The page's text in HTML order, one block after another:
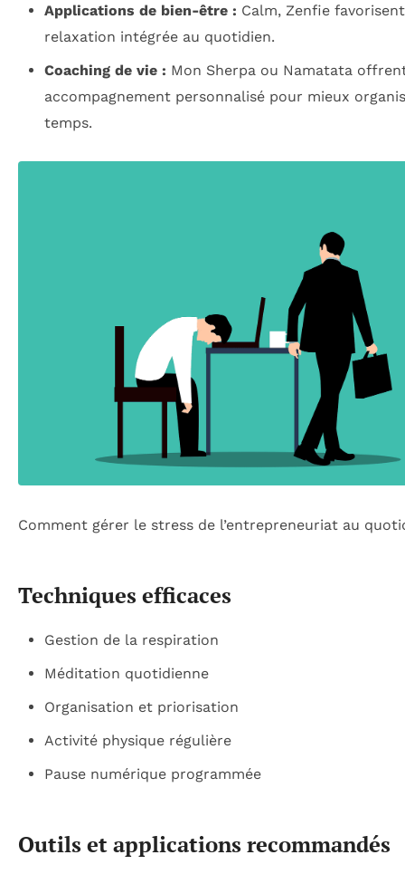
Applications de bien-être : Calm, Zenfie
relaxation intégrée au quotidien.
Coaching de vie : Mon Sherpa ou Namatata
accompagnement personnalisé pour mieux
temps.
Comment gérer le stress de l’entrepreneuriat au
Techniques efficaces
Gestion de la respiration
Méditation quotidienne
Organisation et priorisation
Activité physique régulière
Pause numérique programmée
Outils et applications recommandés